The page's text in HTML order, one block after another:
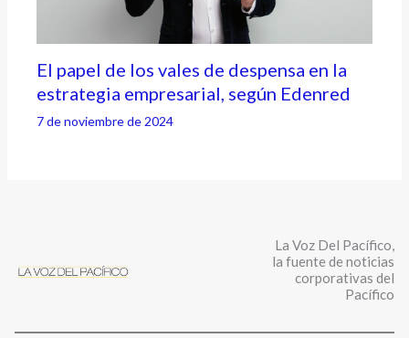
El papel de los vales de despensa en la
estrategia empresarial, según Edenred
7 de noviembre de 2024
La Voz Del Pacífico,
la fuente de noticias
corporativas del
Pacífico